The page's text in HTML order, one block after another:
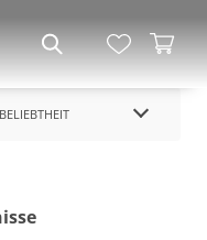
BELIEBTHEIT